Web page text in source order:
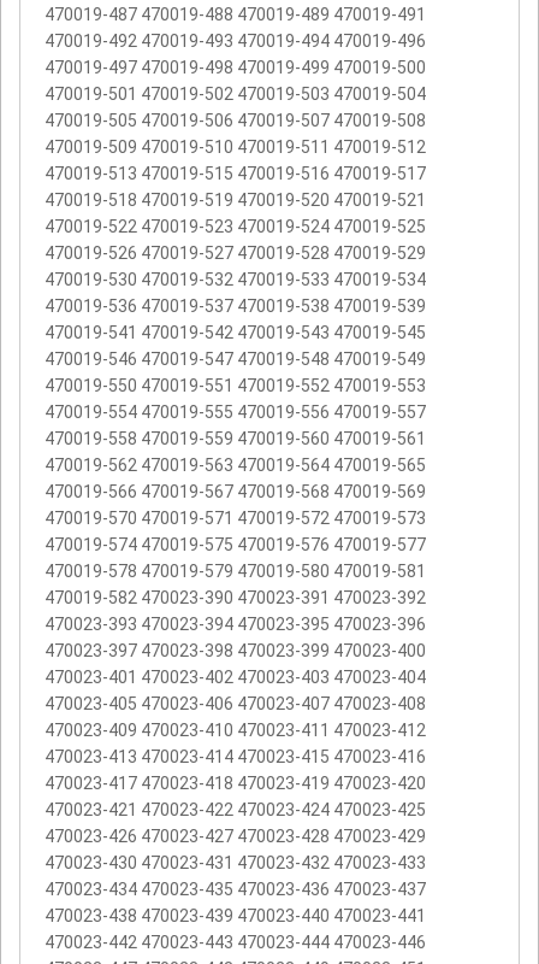
470019-487 470019-488 470019-489 470019-491
470019-492 470019-493 470019-494 470019-496
470019-497 470019-498 470019-499 470019-500
470019-501 470019-502 470019-503 470019-504
470019-505 470019-506 470019-507 470019-508
470019-509 470019-510 470019-511 470019-512
470019-513 470019-515 470019-516 470019-517
470019-518 470019-519 470019-520 470019-521
470019-522 470019-523 470019-524 470019-525
470019-526 470019-527 470019-528 470019-529
470019-530 470019-532 470019-533 470019-534
470019-536 470019-537 470019-538 470019-539
470019-541 470019-542 470019-543 470019-545
470019-546 470019-547 470019-548 470019-549
470019-550 470019-551 470019-552 470019-553
470019-554 470019-555 470019-556 470019-557
470019-558 470019-559 470019-560 470019-561
470019-562 470019-563 470019-564 470019-565
470019-566 470019-567 470019-568 470019-569
470019-570 470019-571 470019-572 470019-573
470019-574 470019-575 470019-576 470019-577
470019-578 470019-579 470019-580 470019-581
470019-582 470023-390 470023-391 470023-392
470023-393 470023-394 470023-395 470023-396
470023-397 470023-398 470023-399 470023-400
470023-401 470023-402 470023-403 470023-404
470023-405 470023-406 470023-407 470023-408
470023-409 470023-410 470023-411 470023-412
470023-413 470023-414 470023-415 470023-416
470023-417 470023-418 470023-419 470023-420
470023-421 470023-422 470023-424 470023-425
470023-426 470023-427 470023-428 470023-429
470023-430 470023-431 470023-432 470023-433
470023-434 470023-435 470023-436 470023-437
470023-438 470023-439 470023-440 470023-441
470023-442 470023-443 470023-444 470023-446